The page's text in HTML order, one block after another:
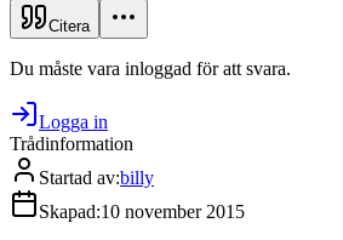
Citera
Du måste vara inloggad för att svara.
Logga in
Trådinformation
Startad av:billy
Skapad:10 november 2015